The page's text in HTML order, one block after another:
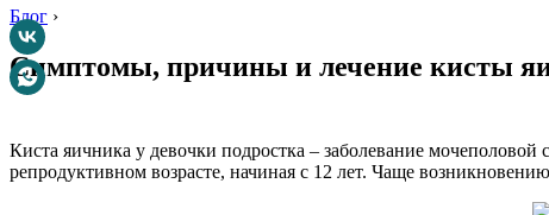
Блог ›
Симптомы, причины и лечение кисты
Киста яичника у девочки подростка – заболевание
репродуктивном возрасте, начиная с 12 лет. Чаще